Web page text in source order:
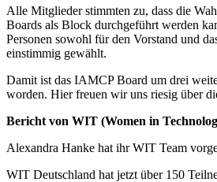
Alle Mitglieder stimmten zu, dass die
Boards als Block durchgeführt werden
Personen sowohl für den Vorstand und
einstimmig gewählt.
Damit ist das IAMCP Board um drei
worden. Hier freuen wir uns riesig über
Bericht von WIT (Women in
Alexandra Hanke hat ihr WIT Team
WIT Deutschland hat jetzt über 150